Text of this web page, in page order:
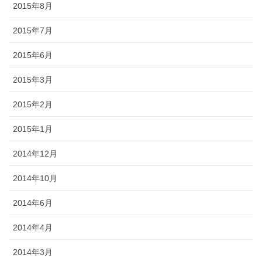
2015年8月
2015年7月
2015年6月
2015年3月
2015年2月
2015年1月
2014年12月
2014年10月
2014年6月
2014年4月
2014年3月